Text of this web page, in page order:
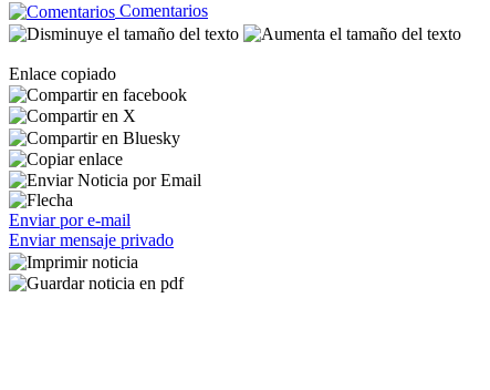
Comentarios
Enlace copiado
Enviar por e-mail
Enviar mensaje privado